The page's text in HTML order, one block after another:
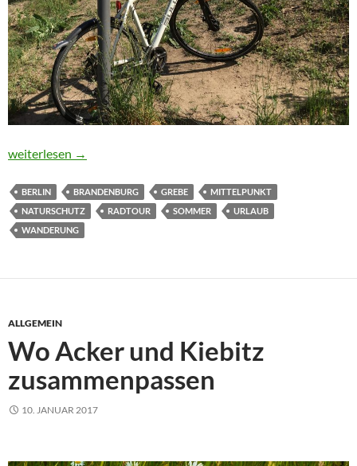
Reise zum Mittelpunkt…
weiterlesen →
BERLIN BRANDENBURG GREBE
MITTELPUNKT
NATURSCHUTZ
RADTOUR SOMMER
URLAUB
WANDERUNG
ALLGEMEIN
Wo Acker und Kiebitz
zusammenpassen
10. JANUAR 2017